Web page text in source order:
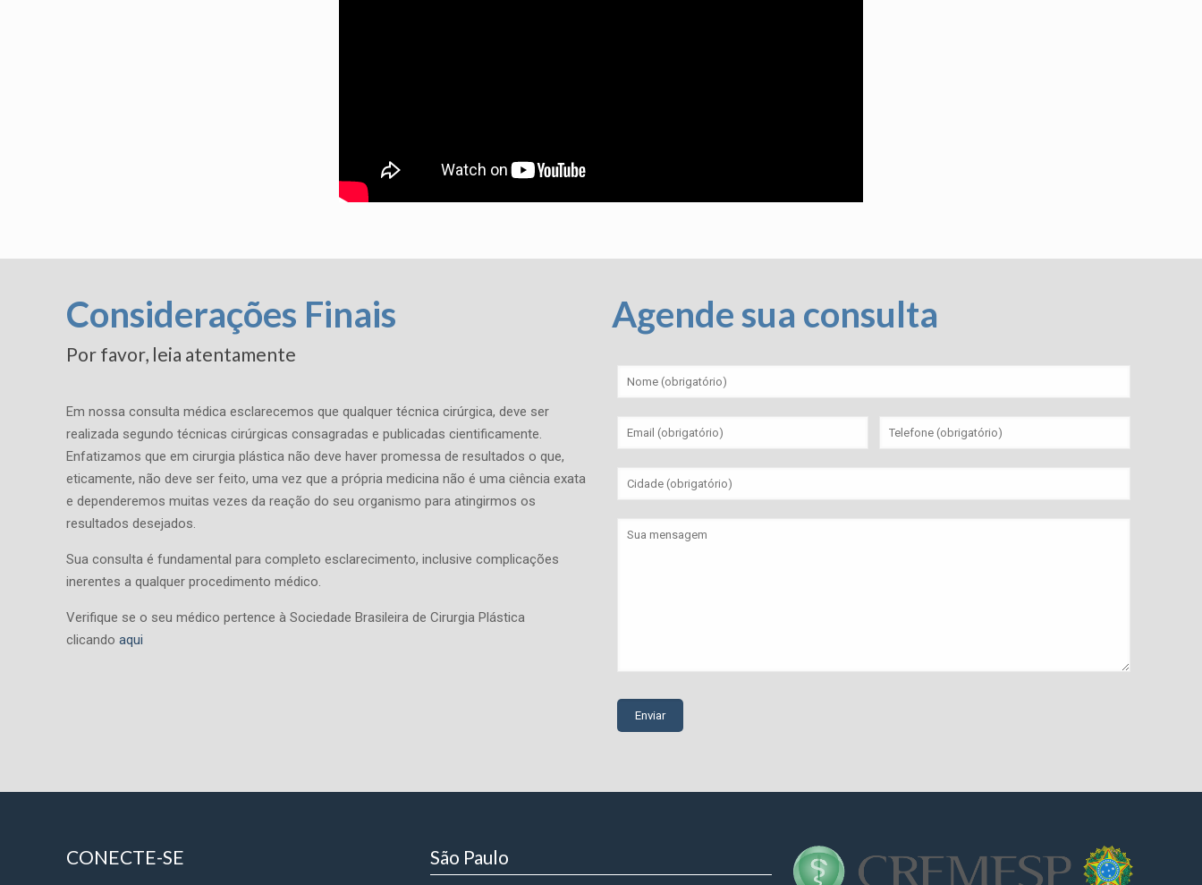
Considerações Finais
Por favor, leia atentamente
Em nossa consulta médica esclarecemos que qualquer técnica cirúrgica, deve ser
realizada segundo técnicas cirúrgicas consagradas e publicadas cientificamente.
Enfatizamos que em cirurgia plástica não deve haver promessa de resultados o que,
eticamente, não deve ser feito, uma vez que a própria medicina não é uma ciência exata
e dependeremos muitas vezes da reação do seu organismo para atingirmos os
resultados desejados.
Sua consulta é fundamental para completo esclarecimento, inclusive complicações
inerentes a qualquer procedimento médico.
Verifique se o seu médico pertence à Sociedade Brasileira de Cirurgia Plástica
clicandoaqui
Agende sua consulta
CONECTE-SE São Paulo